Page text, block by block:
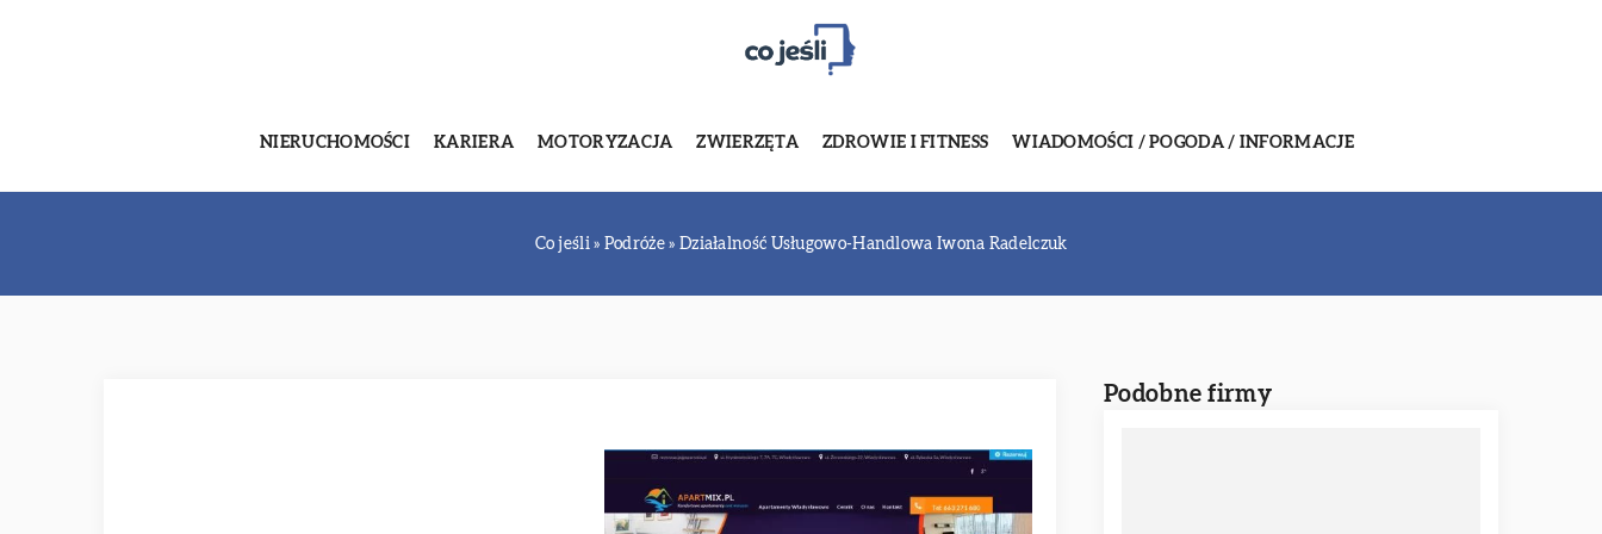
NIERUCHOMOŚCI KARIERA MOTORYZACJA ZWIERZĘTA ZDROWIE I FITNESS WIADOMOŚCI / POGODA / INFORMACJE
Co jeśli» Podróże » Działalność Usługowo-Handlowa Iwona Radelczuk
Podobne firmy